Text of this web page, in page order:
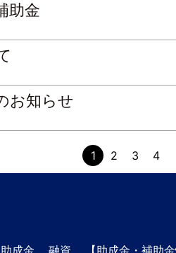
助金
お知らせ
1 2 3 4